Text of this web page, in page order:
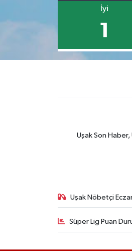
İyi
1
Uşak Son
Uşak Nöbetçi
Süper Lig Puan